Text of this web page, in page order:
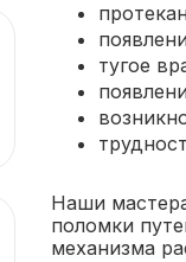
тугое
Наши
поломки
механизма